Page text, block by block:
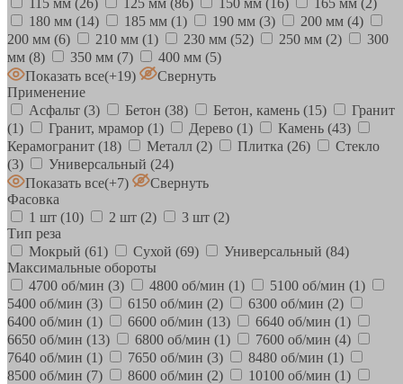
180 мм (14) 185 мм (1) 190 мм (3) 200 мм (4)
200 мм (6) 210 мм (1) 230 мм (52) 250 мм (2)
300
мм (8) 350 мм (7) 400 мм (5)
Показать все(+19)
Свернуть
Применение
Асфальт (3) Бетон (38) Бетон, камень (15)
Гранит
(1)
Гранит, мрамор (1) Дерево (1) Камень (43)
Керамогранит (18) Металл (2) Плитка (26)
Стекло
(3)
Универсальный (24)
Показать все(+7)
Свернуть
Фасовка
1 шт (10) 2 шт (2) 3 шт (2)
Тип реза
Мокрый (61) Сухой (69) Универсальный (84)
Максимальные обороты
4700 об/мин (3) 4800 об/мин (1) 5100 об/мин (1)
5400 об/мин (3) 6150 об/мин (2) 6300 об/мин (2)
6400 об/мин (1) 6600 об/мин (13) 6640 об/мин (1)
6650 об/мин (13) 6800 об/мин (1) 7600 об/мин (4)
7640 об/мин (1) 7650 об/мин (3) 8480 об/мин (1)
8500 об/мин (7) 8600 об/мин (2) 10100 об/мин (1)